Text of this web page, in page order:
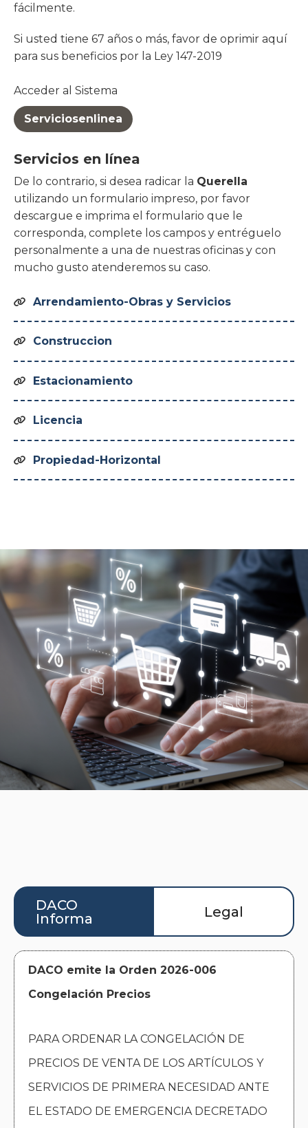
fácilmente.
Si usted tiene 67 años o más, favor de oprimir aquí
para sus beneficios por la Ley 147-2019
Acceder al Sistema
Serviciosenlinea
Servicios en línea
De lo contrario, si desea radicar la Querella
utilizando un formulario impreso, por favor
descargue e imprima el formulario que le
corresponda, complete los campos y entréguelo
personalmente a una de nuestras oficinas y con
mucho gusto atenderemos su caso.
 Arrendamiento-Obras y Servicios
 Construccion
 Estacionamiento
 Licencia
 Propiedad-Horizontal
DACO
Informa
Legal
DACO emite la Orden 2026-006
Congelación Precios
PARA ORDENAR LA CONGELACIÓN DE
PRECIOS DE VENTA DE LOS ARTÍCULOS Y
SERVICIOS DE PRIMERA NECESIDAD ANTE
EL ESTADO DE EMERGENCIA DECRETADO